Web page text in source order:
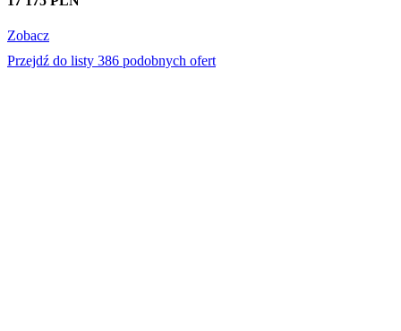
Zobacz
Przejdź do listy 386 podobnych ofert